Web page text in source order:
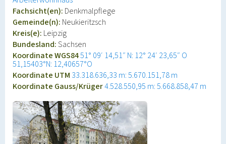
Fachsicht(en): Denkmalpflege
Gemeinde(n): Neukieritzsch
Kreis(e): Leipzig
Bundesland:Sachsen
Koordinate WGS8451° 09′ 14,51″ N: 12° 24′ 23,65″ O
51,15403°N: 12,40657°O
Koordinate UTM 33.318.636,33 m: 5.670.151,78 m
Koordinate Gauss/Krüger4.528.550,95 m: 5.668.858,47 m